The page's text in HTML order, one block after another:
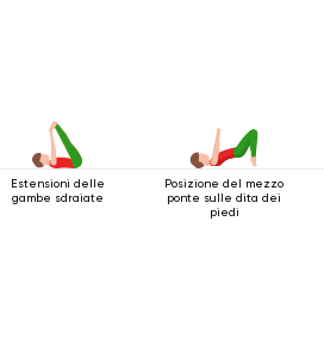
Estensioni delle
gambe sdraiate
Posizione del mezzo
ponte sulle dita dei
piedi